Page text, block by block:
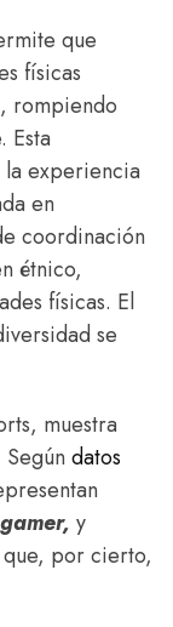
que
físicas
rompiendo
Esta
la experiencia
en
coordinación
étnico,
físicas. El
se
muestra
datos
gamer, y
por cierto,